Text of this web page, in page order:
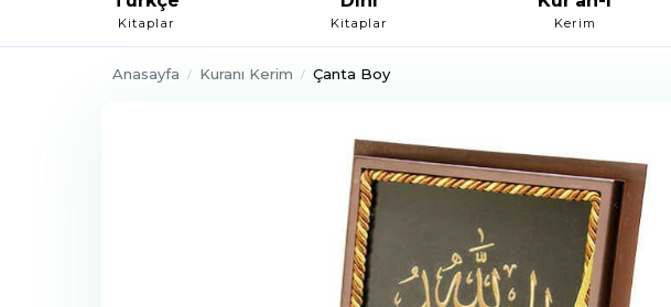
Kitaplar Kitaplar Kerim
Anasayfa Kuranı Kerim Çanta Boy